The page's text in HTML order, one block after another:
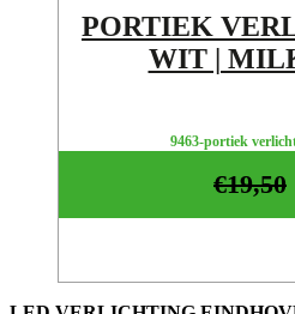
PORTIEK
WIT |
9463-portiek
€19,50